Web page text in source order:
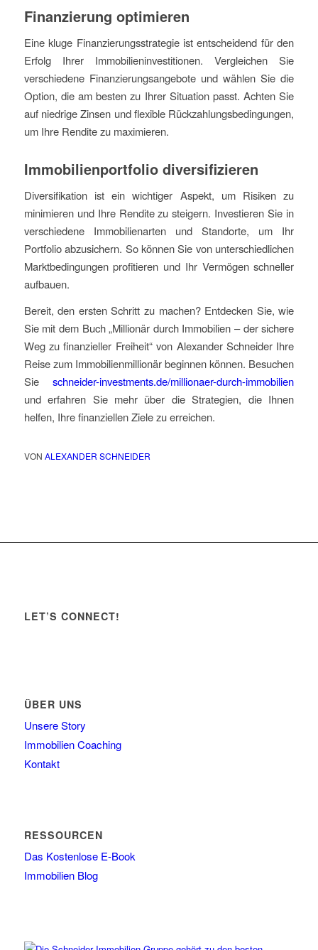
Finanzierung optimieren
Eine kluge Finanzierungsstrategie ist entscheidend für den
Erfolg Ihrer Immobilieninvestitionen. Vergleichen Sie
verschiedene Finanzierungsangebote und wählen Sie die
Option, die am besten zu Ihrer Situation passt. Achten Sie
auf niedrige Zinsen und flexible Rückzahlungsbedingungen,
um Ihre Rendite zu maximieren.
Immobilienportfolio diversifizieren
Diversifikation ist ein wichtiger Aspekt, um Risiken zu
minimieren und Ihre Rendite zu steigern. Investieren Sie in
verschiedene Immobilienarten und Standorte, um Ihr
Portfolio abzusichern. So können Sie von unterschiedlichen
Marktbedingungen profitieren und Ihr Vermögen schneller
aufbauen.
Bereit, den ersten Schritt zu machen? Entdecken Sie, wie
Sie mit dem Buch „Millionär durch Immobilien – der sichere
Weg zu finanzieller Freiheit“ von Alexander Schneider Ihre
Reise zum Immobilienmillionär beginnen können. Besuchen
Sieschneider-investments.de/millionaer-durch-immobilien
und erfahren Sie mehr über die Strategien, die Ihnen
helfen, Ihre finanziellen Ziele zu erreichen.
VON ALEXANDER SCHNEIDER
LET’S CONNECT!
ÜBER UNS
Unsere Story
Immobilien Coaching
Kontakt
RESSOURCEN
Das Kostenlose E-Book
Immobilien Blog